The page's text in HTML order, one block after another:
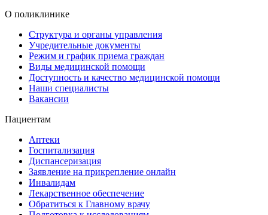
О поликлинике
Структура и органы управления
Учредительные документы
Режим и график приема граждан
Виды медицинской помощи
Доступность и качество медицинской помощи
Наши специалисты
Вакансии
Пациентам
Аптеки
Госпитализация
Диспансеризация
Заявление на прикрепление онлайн
Инвалидам
Лекарственное обеспечение
Обратиться к Главному врачу